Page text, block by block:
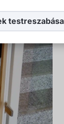
testreszabása